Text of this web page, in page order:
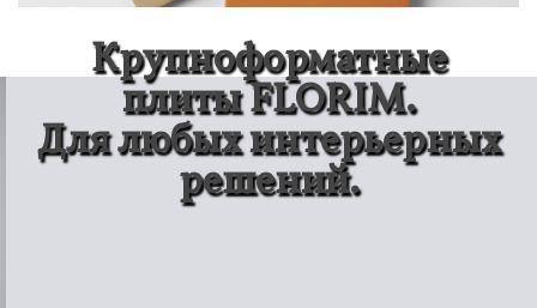
Крупноформатные
плиты FLORIM.
Для любых интерьерных
решений.